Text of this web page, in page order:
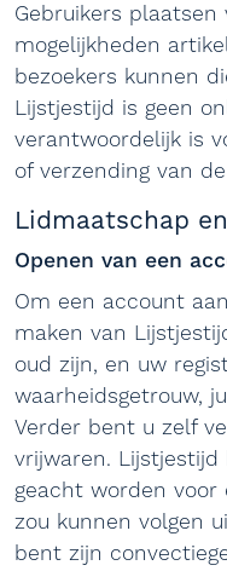
Gebruikers
mogelijkheden
bezoekers kunnen
Lijstjestijd is geen
verantwoordelijk is
of verzending van
Lidmaatschap
Openen van een
Om een account
maken van
oud zijn, en uw
waarheidsgetrouw,
Verder bent u zelf
vrijwaren.
geacht worden voor
zou kunnen volgen
bent zijn